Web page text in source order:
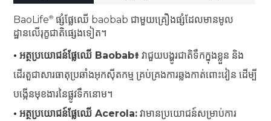
BaoLife
ផ្សំផ្លែឈើ baobab ជាមួយគ្រឿងផ្សំដែលមានមូល
ដ្ឋានលើរុក្ខជាតិផ្សេងទៀត។
• អត្ថប្រយោជន៍ផ្លែឈើ Baobab៖ វាជួយបង្ហូរជាតិទឹកក្នុងខ្លួន និង
ដើរតួជាសារធាតុប្រឆាំងអុកស៊ីតកម្ម គ្រប់គ្រងការឆ្លងកាត់ពោះវៀន ដើម្បី
បង្កើនមុខងារនៃផ្លូវទឹកនោម។
• អត្ថប្រយោជន៍ផ្លែឈើ Acerola: វាមានប្រយោជន៍សម្រាប់ការ